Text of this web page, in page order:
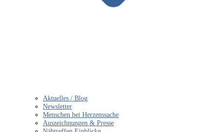
Aktuelles / Blog
Newsletter
Menschen bei Herzenssache
Auszeichnungen & Presse